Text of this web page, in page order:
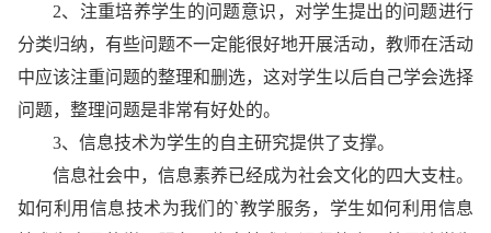
2、注重培养学生的问题意识，对学生提出的问题进行
分类归纳，有些问题不一定能很好地开展活动，教师在活动
中应该注重问题的整理和删选，这对学生以后自己学会选择
问题，整理问题是非常有好处的。
3、信息技术为学生的自主研究提供了支撑。
信息社会中，信息素养已经成为社会文化的四大支柱。
如何利用信息技术为我们的`教学服务，学生如何利用信息